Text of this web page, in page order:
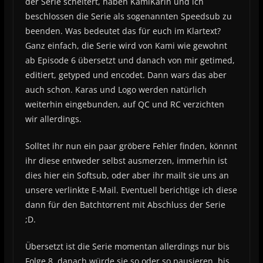
beschlossen die Serie als sogenannten Speedsub zu
beenden. Was bedeutet das für euch im Klartext?
Ganz einfach, die Serie wird von Kami wie gewohnt
ab Episode 6 übersetzt und danach von mir getimed,
editiert, getyped und encodet. Dann wars das aber
auch schon. Karas und Logo werden natürlich
weiterhin eingebunden, auf QC und RC verzichten
wir allerdings.
Solltet ihr nun ein paar gröbere Fehler finden, könnnt
ihr diese entweder selbst ausmerzen, immerhin ist
dies hier ein Softsub, oder aber ihr mailt sie uns an
unsere verlinkte E-Mail. Eventuell berichtige ich diese
dann für den Batchtorrent mit Abschluss der Serie
;D.
Übersetzt ist die Serie momentan allerdings nur bis